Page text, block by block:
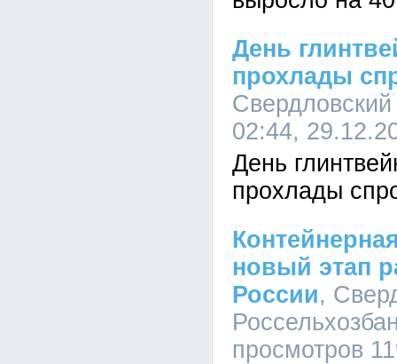
День
прохлады
02:44,
День
прохлады
новый этап
России,
просмотров